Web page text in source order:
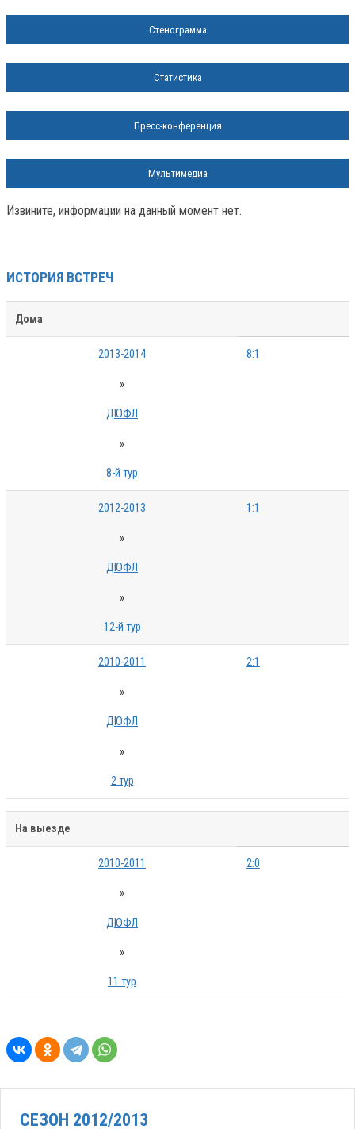
Стенограмма
Статистика
Пресс-конференция
Мультимедиа
Извините, информации на данный момент нет.
ИСТОРИЯ ВСТРЕЧ
Дома
2013-2014
»
ДЮФЛ
»
8-й тур
8:1
2012-2013
»
ДЮФЛ
»
12-й тур
1:1
2010-2011
»
ДЮФЛ
»
2 тур
2:1
На выезде
2010-2011
»
ДЮФЛ
»
11 тур
2:0
СЕЗОН 2012/2013